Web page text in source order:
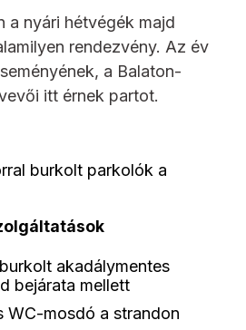
a nyári hétvégék majd
rendezvény. Az év
a Balaton-
itt érnek partot.
burkolt parkolók a
akadálymentes
bejárata mellett
WC-mosdó a strandon